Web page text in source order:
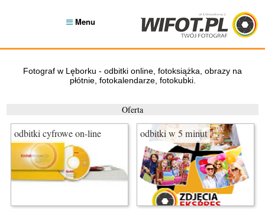
Menu
Fotograf w Lęborku - odbitki online, fotoksiążka, obrazy na
płótnie, fotokalendarze, fotokubki.
Oferta
odbitki cyfrowe on-line odbitki w 5 minut